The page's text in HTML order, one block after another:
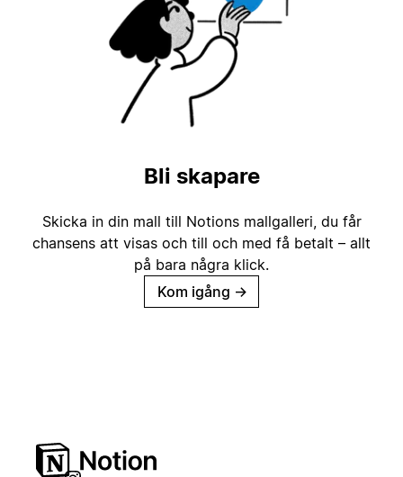
Bli skapare
Skicka in din mall till Notions mallgalleri, du får
chansens att visas och till och med få betalt – allt
på bara några klick.
Kom igång →